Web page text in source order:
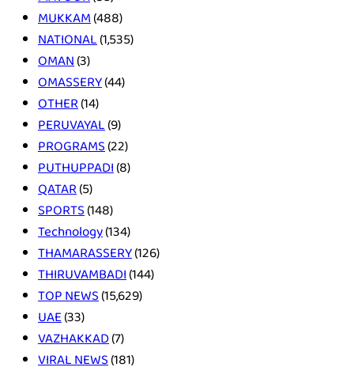
MUKKAM(488)
NATIONAL(1,535)
OMAN(3)
OMASSERY(44)
OTHER(14)
PERUVAYAL(9)
PROGRAMS(22)
PUTHUPPADI(8)
QATAR(5)
SPORTS(148)
Technology(134)
THAMARASSERY(126)
THIRUVAMBADI(144)
TOP NEWS(15,629)
UAE(33)
VAZHAKKAD(7)
VIRAL NEWS(181)